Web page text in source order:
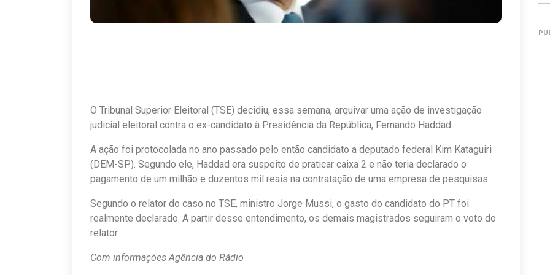
O Tribunal Superior Eleitoral (TSE) decidiu, essa semana, arquivar uma ação de investigação
judicial eleitoral contra o ex-candidato à Presidência da República, Fernando Haddad.
A ação foi protocolada no ano passado pelo então candidato a deputado federal Kim Kataguiri
(DEM-SP). Segundo ele, Haddad era suspeito de praticar caixa 2 e não teria declarado o
pagamento de um milhão e duzentos mil reais na contratação de uma empresa de pesquisas.
Segundo o relator do caso no TSE, ministro Jorge Mussi, o gasto do candidato do PT foi
realmente declarado. A partir desse entendimento, os demais magistrados seguiram o voto do
relator.
Com informações Agência do Rádio